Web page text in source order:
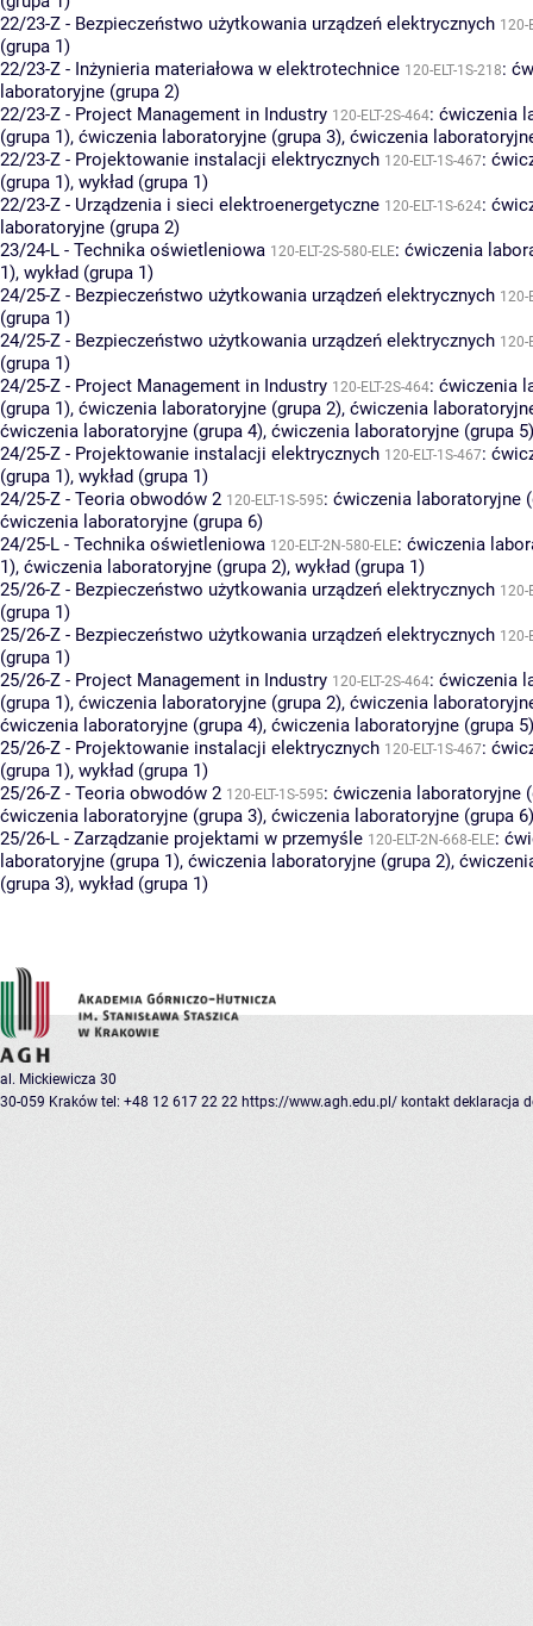
22/23-Z - Bezpieczeństwo użytkowania urządzeń elektrycznych 120-
(grupa 1)
22/23-Z - Inżynieria materiałowa w elektrotechnice 120-ELT-1S-218:
laboratoryjne (grupa 2)
22/23-Z - Project Management in Industry 120-ELT-2S-464: ćwiczenia
(grupa 1), ćwiczenia laboratoryjne (grupa 3), ćwiczenia
22/23-Z - Projektowanie instalacji elektrycznych 120-ELT-1S-467:
(grupa 1), wykład (grupa 1)
22/23-Z - Urządzenia i sieci elektroenergetyczne 120-ELT-1S-624:
laboratoryjne (grupa 2)
23/24-L - Technika oświetleniowa 120-ELT-2S-580-ELE: ćwiczenia
1), wykład (grupa 1)
24/25-Z - Bezpieczeństwo użytkowania urządzeń elektrycznych 120-
(grupa 1)
24/25-Z - Bezpieczeństwo użytkowania urządzeń elektrycznych 120-
(grupa 1)
24/25-Z - Project Management in Industry 120-ELT-2S-464: ćwiczenia
(grupa 1), ćwiczenia laboratoryjne (grupa 2), ćwiczenia
ćwiczenia laboratoryjne (grupa 4), ćwiczenia laboratoryjne (grupa 5)
24/25-Z - Projektowanie instalacji elektrycznych 120-ELT-1S-467:
(grupa 1), wykład (grupa 1)
24/25-Z - Teoria obwodów 2 120-ELT-1S-595: ćwiczenia laboratoryjne
ćwiczenia laboratoryjne (grupa 6)
24/25-L - Technika oświetleniowa 120-ELT-2N-580-ELE: ćwiczenia
1), ćwiczenia laboratoryjne (grupa 2), wykład (grupa 1)
25/26-Z - Bezpieczeństwo użytkowania urządzeń elektrycznych 120-
(grupa 1)
25/26-Z - Bezpieczeństwo użytkowania urządzeń elektrycznych 120-
(grupa 1)
25/26-Z - Project Management in Industry 120-ELT-2S-464: ćwiczenia
(grupa 1), ćwiczenia laboratoryjne (grupa 2), ćwiczenia
ćwiczenia laboratoryjne (grupa 4), ćwiczenia laboratoryjne (grupa 5)
25/26-Z - Projektowanie instalacji elektrycznych 120-ELT-1S-467:
(grupa 1), wykład (grupa 1)
25/26-Z - Teoria obwodów 2 120-ELT-1S-595: ćwiczenia laboratoryjne
ćwiczenia laboratoryjne (grupa 3), ćwiczenia laboratoryjne (grupa 6)
25/26-L - Zarządzanie projektami w przemyśle 120-ELT-2N-668-ELE:
laboratoryjne (grupa 1), ćwiczenia laboratoryjne (grupa 2),
(grupa 3), wykład (grupa 1)
al. Mickiewicza 30
30-059 Kraków tel: +48 12 617 22 22 https://www.agh.edu.pl/ kontakt deklaracja